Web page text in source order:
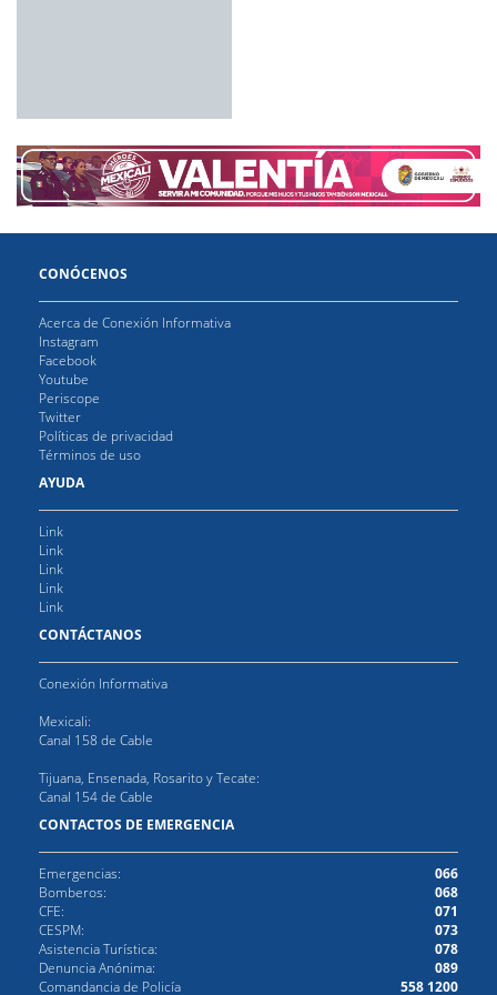
CONÓCENOS
Acerca de Conexión Informativa
Instagram
Facebook
Youtube
Periscope
Twitter
Políticas de privacidad
Términos de uso
AYUDA
Link
Link
Link
Link
Link
CONTÁCTANOS
Conexión Informativa
Mexicali:
Canal 158 de Cable
Tijuana, Ensenada, Rosarito y Tecate:
Canal 154 de Cable
CONTACTOS DE EMERGENCIA
Emergencias:
066
Bomberos:
068
CFE:
071
CESPM:
073
Asistencia Turística:
078
Denuncia Anónima:
089
Comandancia de Policía
558 1200